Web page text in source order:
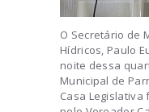
O Secretário de
Hídricos, Paulo
noite dessa
Municipal de
Casa